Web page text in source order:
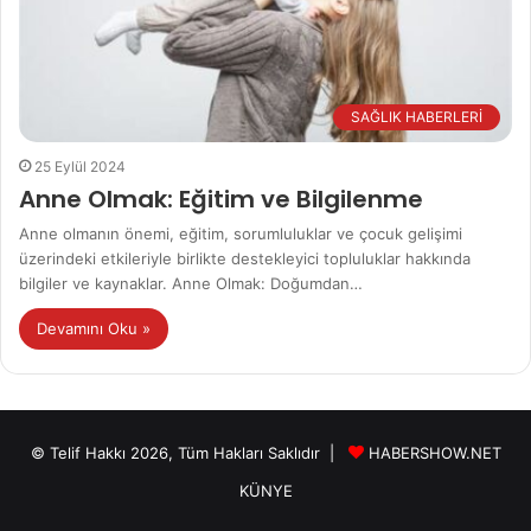
SAĞLIK HABERLERİ
25 Eylül 2024
Anne Olmak: Eğitim ve Bilgilenme
Anne olmanın önemi, eğitim, sorumluluklar ve çocuk gelişimi
üzerindeki etkileriyle birlikte destekleyici topluluklar hakkında
bilgiler ve kaynaklar. Anne Olmak: Doğumdan…
Devamını Oku »
© Telif Hakkı 2026, Tüm Hakları Saklıdır |
HABERSHOW.NET
KÜNYE